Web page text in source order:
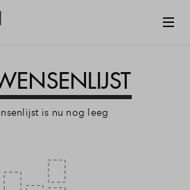
is nu nog leeg